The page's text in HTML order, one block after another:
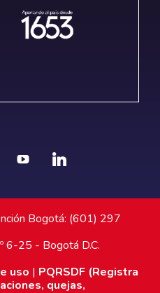
Bogotá: (601) 297
6-25 - Bogotá D.C.
uso | PQRSDF (Registra
quejas,